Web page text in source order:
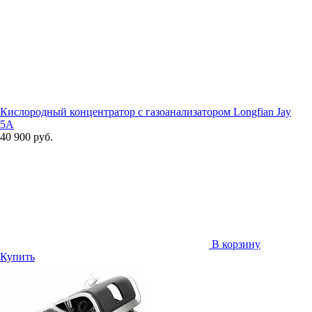
Кислородный концентратор с газоанализатором Longfian Jay
5A
40 900 руб.
В корзину
Купить